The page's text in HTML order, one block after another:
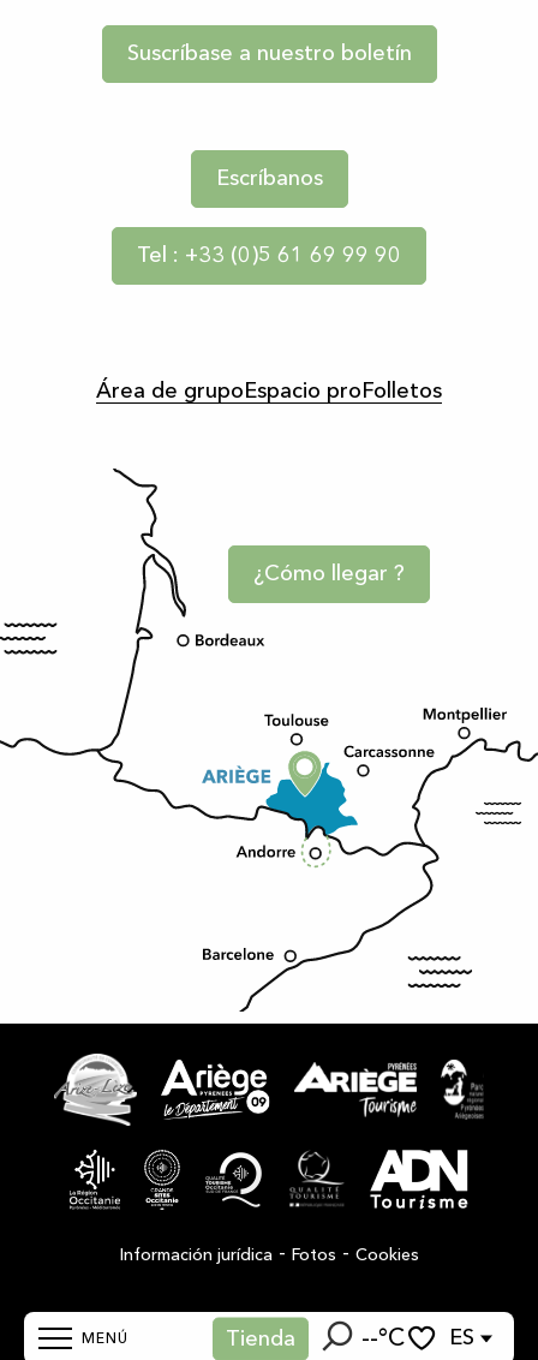
MENÚ Tienda --°C ES
Suscríbase a nuestro boletín
Escríbanos
Tel : +33 (0)5 61 69 99 90
Área de grupo Espacio pro Folletos
¿Cómo llegar ?
Información jurídica - Fotos - Cookies